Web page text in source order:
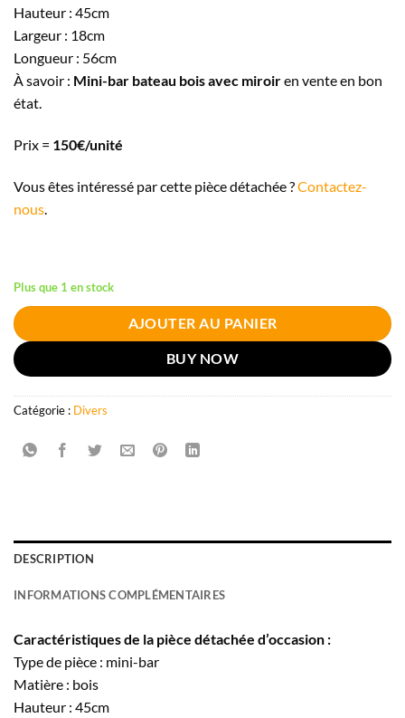
Hauteur : 45cm
Largeur : 18cm
Longueur : 56cm
À savoir : Mini-bar bateau bois avec miroiren vente en bon
état.
Prix = 150€/unité
Vous êtes intéressé par cette pièce détachée ?Contactez-
nous.
Plus que 1 en stock
AJOUTER AU PANIER
BUY NOW
Catégorie : Divers
DESCRIPTION
INFORMATIONS COMPLÉMENTAIRES
Caractéristiques de la pièce détachée d’occasion :
Type de pièce : mini-bar
Matière : bois
Hauteur : 45cm